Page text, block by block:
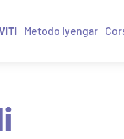
Metodo Iyengar